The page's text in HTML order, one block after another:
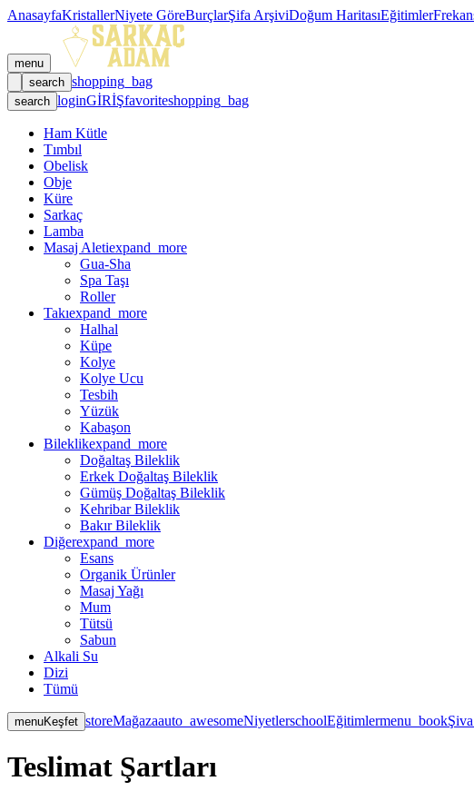
AnasayfaKristallerNiyete GöreBurçlarŞifa ArşiviDoğum HaritasıEğitimler
menu
search shopping_bag
search loginGİRİŞfavoriteshopping_bag
Ham Kütle
Tımbıl
Obelisk
Obje
Küre
Sarkaç
Lamba
Masaj Aletiexpand_more
Gua-Sha
Spa Taşı
Roller
Takıexpand_more
Halhal
Küpe
Kolye
Kolye Ucu
Tesbih
Yüzük
Kabaşon
Bileklikexpand_more
Doğaltaş Bileklik
Erkek Doğaltaş Bileklik
Gümüş Doğaltaş Bileklik
Kehribar Bileklik
Bakır Bileklik
Diğerexpand_more
Esans
Organik Ürünler
Masaj Yağı
Mum
Tütsü
Sabun
Alkali Su
Dizi
Tümü
menuKeşfet storeMağazaauto_awesomeNiyetlerschoolEğitimlermenu_book
Teslimat Şartları